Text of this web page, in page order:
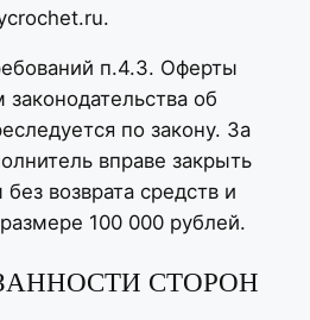
п.4.3. Оферты
об
по закону. За
вправе закрыть
возврата средств и
100 000 рублей.
СТОРОН